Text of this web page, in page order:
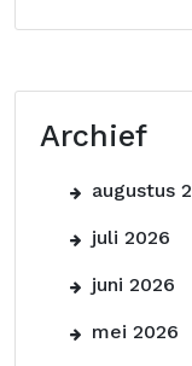
Archief
augustus
juli 2026
juni 2026
mei 2026